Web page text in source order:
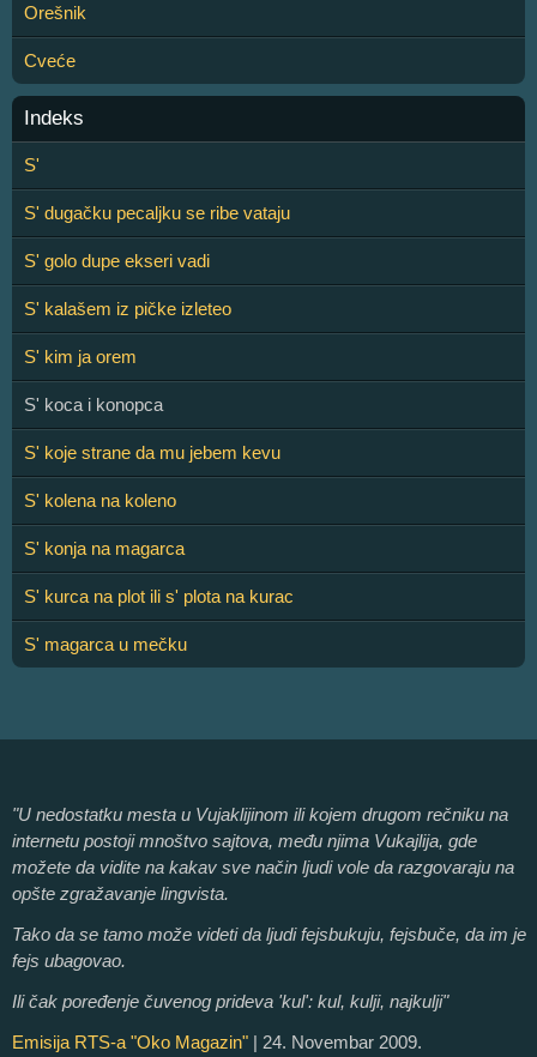
Orešnik
Cveće
Indeks
S'
S' dugačku pecaljku se ribe vataju
S' golo dupe ekseri vadi
S' kalašem iz pičke izleteo
S' kim ja orem
S' koca i konopca
S' koje strane da mu jebem kevu
S' kolena na koleno
S' konja na magarca
S' kurca na plot ili s' plota na kurac
S' magarca u mečku
"U nedostatku mesta u Vujaklijinom ili kojem drugom rečniku na
internetu postoji mnoštvo sajtova, među njima Vukajlija, gde
možete da vidite na kakav sve način ljudi vole da razgovaraju na
opšte zgražavanje lingvista.
Tako da se tamo može videti da ljudi fejsbukuju, fejsbuče, da im je
fejs ubagovao.
Ili čak poređenje čuvenog prideva 'kul': kul, kulji, najkulji"
Emisija RTS-a "Oko Magazin" | 24. Novembar 2009.